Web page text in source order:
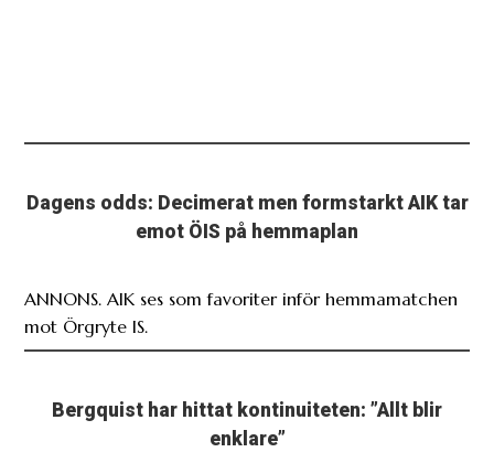
Dagens odds: Decimerat men formstarkt AIK tar
emot ÖIS på hemmaplan
ANNONS. AIK ses som favoriter inför hemmamatchen
mot Örgryte IS.
Bergquist har hittat kontinuiteten: ”Allt blir
enklare”